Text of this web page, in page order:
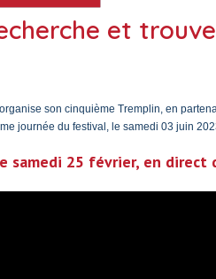
et
son cinquième Tremplin, en
journée du festival, le samedi 03 juin
25 février, en direct